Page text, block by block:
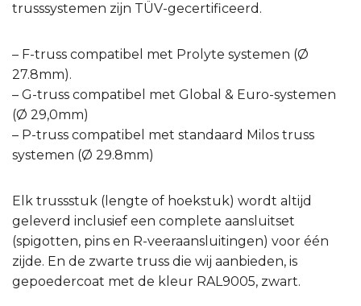
trusssystemen zijn TÜV-gecertificeerd.
– F-truss compatibel met Prolyte systemen (Ø
27.8mm).
– G-truss compatibel met Global & Euro-systemen
(Ø 29,0mm)
– P-truss compatibel met standaard Milos truss
systemen (Ø 29.8mm)
Elk trussstuk (lengte of hoekstuk) wordt altijd
geleverd inclusief een complete aansluitset
(spigotten, pins en R-veeraansluitingen) voor één
zijde. En de zwarte truss die wij aanbieden, is
gepoedercoat met de kleur RAL9005, zwart.